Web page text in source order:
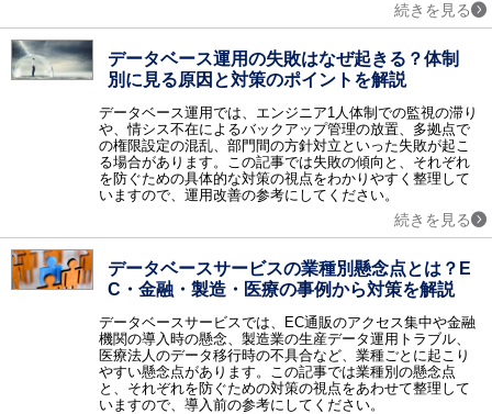
ハードウェアインフラ
ストレージ / サーバ / シンクライアント / KVMスイッチ / UPS / PDU
ネットワークインフラ
CTI / ロードバランサ / 電話会議 / リモートアクセス / ネットワーク機器 / テレビ会議 / Web会議 / 無線LAN構築 / アプリケーションデリバリコントローラ / ウェビナー・Webセミナーツール / 法人PC
ネットワークセキュリティ
ファイアウォール / WAF / 不正侵入検知・防御システム（IDS・IPS） / ネットワーク暗号化 / DDoS対策 / 検疫ネットワーク / サイバー攻撃対策 / アクセスコントロール / Web改ざん検知 / EDR / ゼロトラスト・セキュリティ / クラウドセキュリティ / CASB / 情報漏洩対策サービス / 第三者保守 (EOSL保守) / ASM
その他のセキュリティ
データセンター
データセンターソリューション / ホスティング / ハウジング
統合運用管理 / ログ管理 / サービスデスク / MDM（モバイル端末管理） / フォレンジック / コンフィグ管理 / LCMサービス / ジョブ管理 / クライアントPC管理 / APMツール / 飲食業支援システム / ヘルプデスクサービス / PSI管理
続きを見る
データベース運用の失敗はなぜ起きる？体制
別に見る原因と対策のポイントを解説
データベース運用では、エンジニア1人体制での監視の滞り
や、情シス不在によるバックアップ管理の放置、多拠点で
の権限設定の混乱、部門間の方針対立といった失敗が起こ
る場合があります。この記事では失敗の傾向と、それぞれ
を防ぐための具体的な対策の視点をわかりやすく整理して
いますので、運用改善の参考にしてください。
続きを見る
データベースサービスの業種別懸念点とは？E
C・金融・製造・医療の事例から対策を解説
データベースサービスでは、EC通販のアクセス集中や金融
機関の導入時の懸念、製造業の生産データ運用トラブル、
医療法人のデータ移行時の不具合など、業種ごとに起こり
やすい懸念点があります。この記事では業種別の懸念点
と、それぞれを防ぐための対策の視点をあわせて整理して
いますので、導入前の参考にしてください。